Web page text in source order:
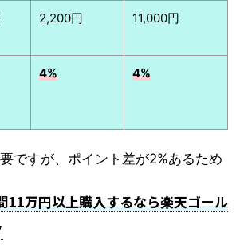
2,200円 11,000円
4% 4%
ですが、ポイント差が2%あるため
11万円以上購入するなら楽天ゴール